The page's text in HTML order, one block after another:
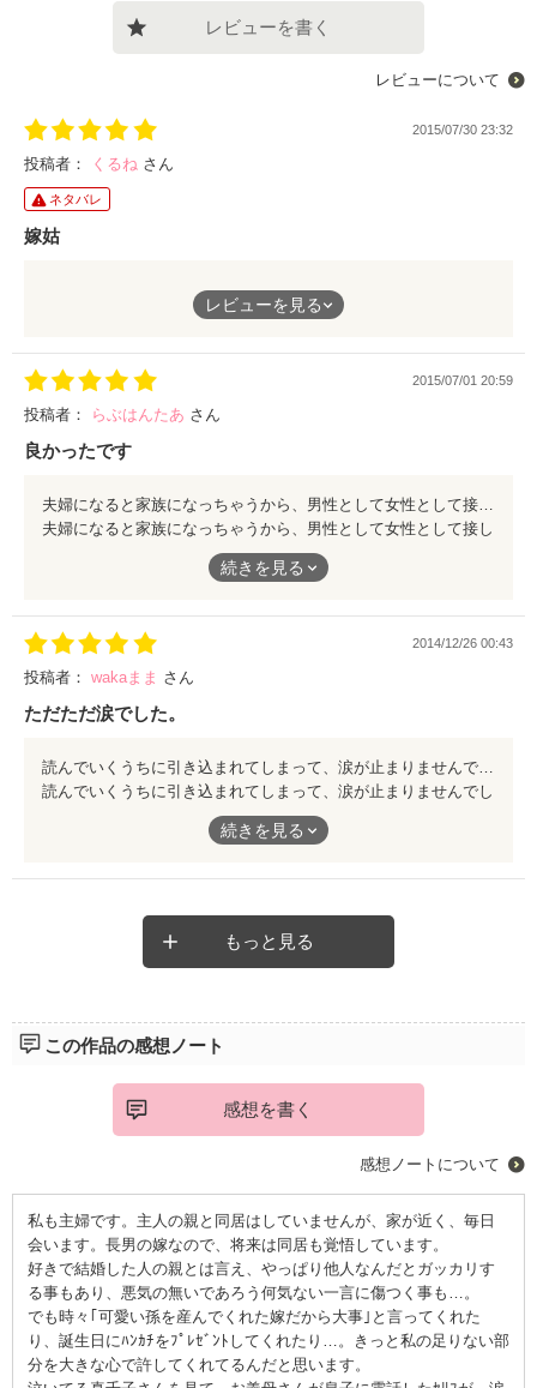
レビューを書く
レビューについて
2015/07/30 23:32
投稿者： くるね さん
ネタバレ
嫁姑
確かに同居はキツイです。義母は、嫌みではなく教えのつもりな
んですよね。嫌な気持ちが消えぬまま夫と接するキツさ。経験者
が余所見だけならOKじゃないかなと私は思います。色々、自分
と重ねならがら集中して読んでしまいました。これからも素敵な
レビューを見る
2015/07/01 20:59
投稿者： らぶはんたあ さん
良かったです
夫婦になると家族になっちゃうから、男性として女性として接していく大切さを学びました。
夫婦になると家族になっちゃうから、男性として女性として接し
ていく大切さを学びました。
続きを見る
2014/12/26 00:43
投稿者： wakaまま さん
ただただ涙でした。
読んでいくうちに引き込まれてしまって、涙が止まりませんでした。少しだけ同じ境遇だっせいか、伝えなきゃだめなんだぁ〜。と思ってしまったり、どんな夫婦でも、やはり始めはドキドキが止まらない時期はあったんだぁ。と改めて私も主人に恋した気持ちを思い出した作品でした。ありがとうございました。
読んでいくうちに引き込まれてしまって、涙が止まりませんでし
た。少しだけ同じ境遇だっせいか、伝えなきゃだめなんだぁ〜。
と思ってしまったり、どんな夫婦でも、やはり始めはドキドキが
続きを見る
もっと見る
この作品の感想ノート
感想を書く
感想ノートについて
私も主婦です。主人の親と同居はしていませんが、家が近く、毎日
会います。長男の嫁なので、将来は同居も覚悟しています。
好きで結婚した人の親とは言え、やっぱり他人なんだとガッカリす
る事もあり、悪気の無いであろう何気ない一言に傷つく事も…。
でも時々｢可愛い孫を産んでくれた嫁だから大事｣と言ってくれた
り、誕生日にﾊﾝｶﾁをﾌﾟﾚｾﾞﾝﾄしてくれたり…。きっと私の足りない部
分を大きな心で許してくれてるんだと思います。